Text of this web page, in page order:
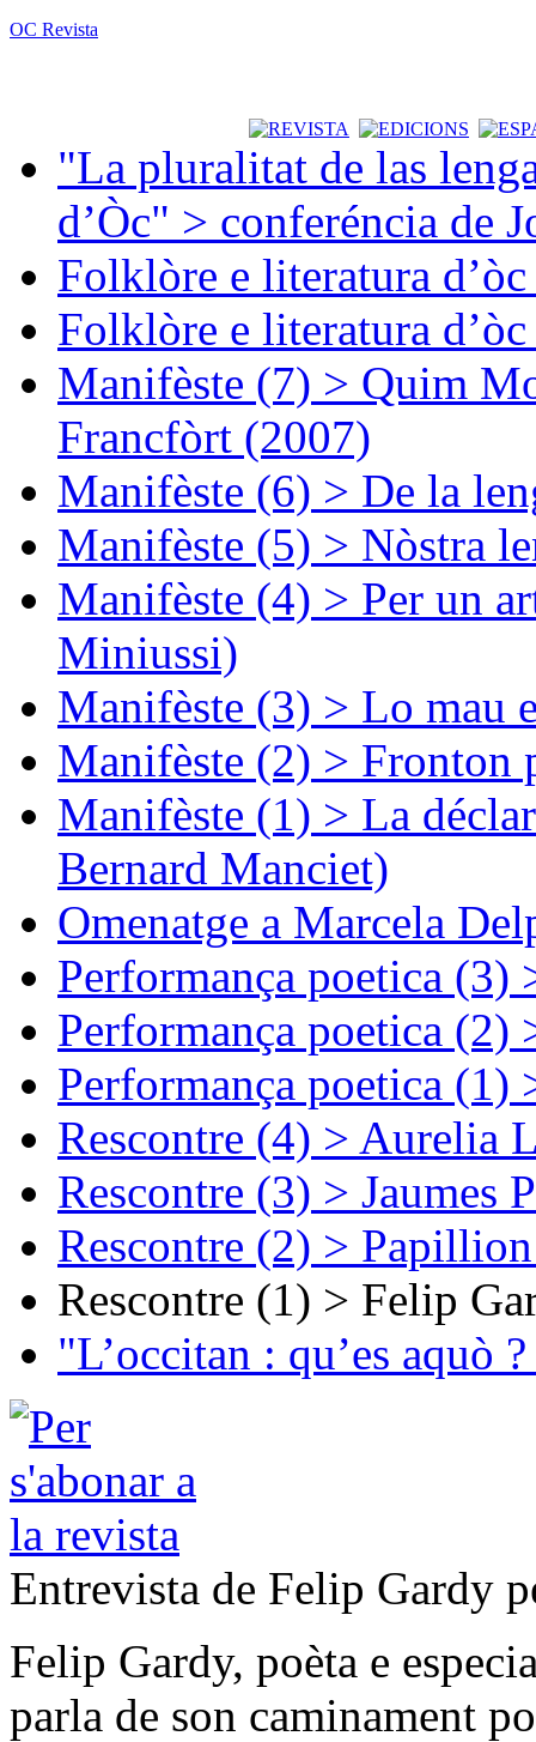
OC Revista
"La pluralitat de las
d’Òc" > conferéncia de
Folklòre e literatura
Folklòre e literatura
Manifèste (7) > Quim
Francfòrt (2007)
Manifèste (6) > De la
Manifèste (5) > Nòstra
Manifèste (4) > Per un
Miniussi)
Manifèste (3) > Lo mau
Manifèste (2) > Fronton
Manifèste (1) > La
Bernard Manciet)
Omenatge a Marcela
Performança poetica (3)
Performança poetica (2)
Performança poetica (1)
Rescontre (4) > Aurelia
Rescontre (3) > Jaumes
Rescontre (2) >
Rescontre (1) > Felip
"L’occitan : qu’es aquò
Entrevista de Felip Gardy
Felip Gardy, poèta e
parla de son caminament